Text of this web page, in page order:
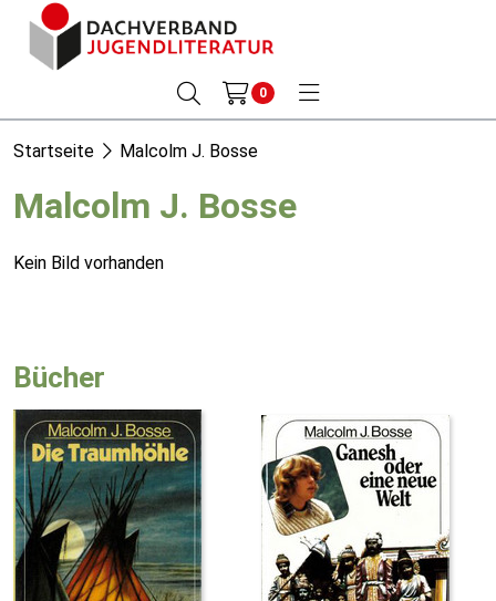
0
Startseite Malcolm J. Bosse
Malcolm J. Bosse
Kein Bild vorhanden
Bücher